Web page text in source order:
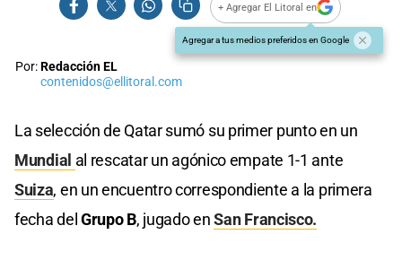
+ Agregar El Litoral en
Agregar a tus medios preferidos en Google
Por:Redacción EL
contenidos@ellitoral.com
La selección de Qatar sumó su primer punto en un
Mundial al rescatar un agónico empate 1-1 ante
Suiza, en un encuentro correspondiente a la primera
fecha del Grupo B, jugado enSan Francisco.